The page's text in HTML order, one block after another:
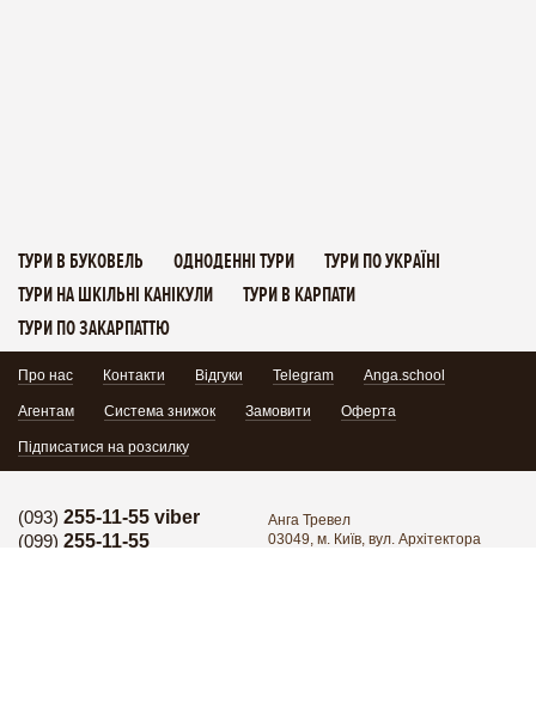
ТУРИ В БУКОВЕЛЬ ОДНОДЕННІ ТУРИ
ТУРИ ПО УКРАЇНІ
ТУРИ НА ШКІЛЬНІ КАНІКУЛИ
ТУРИ В КАРПАТИ
ТУРИ ПО ЗАКАРПАТТЮ
Про нас Контакти Відгуки Telegram Anga.school
Агентам Система знижок Замовити Оферта
Підписатися на розсилку
(093) 255-11-55 viber
(099) 255-11-55
Анга Тревел
03049, м. Київ, вул. Архітектора